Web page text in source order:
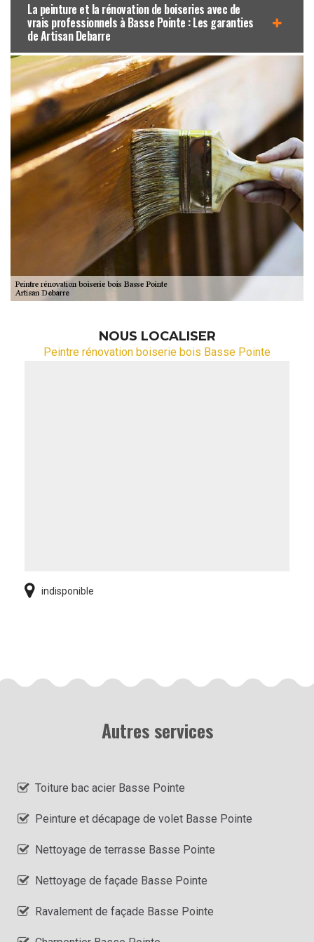
La peinture et la rénovation de boiseries avec de
vrais professionnels à Basse Pointe : Les garanties
de Artisan Debarre
NOUS LOCALISER
Peintre rénovation boiserie bois Basse Pointe
indisponible
Autres services
Toiture bac acier Basse Pointe
Peinture et décapage de volet Basse Pointe
Nettoyage de terrasse Basse Pointe
Nettoyage de façade Basse Pointe
Ravalement de façade Basse Pointe